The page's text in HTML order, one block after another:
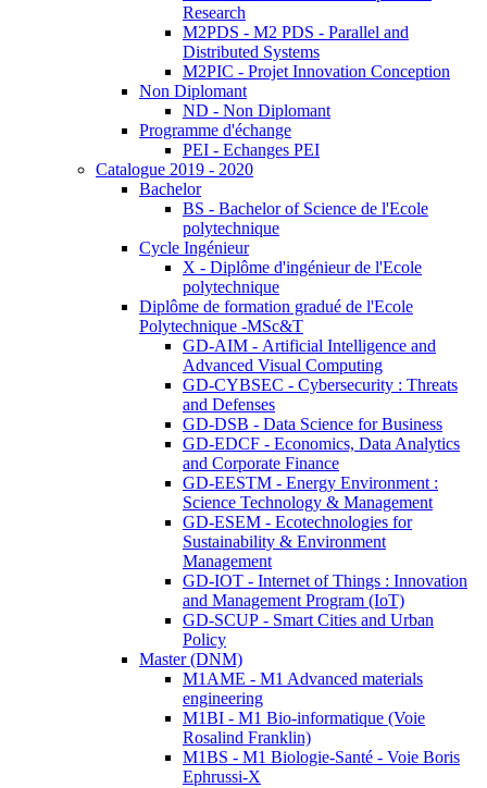
Research
M2PDS - M2 PDS - Parallel and
Distributed Systems
M2PIC - Projet Innovation Conception
Non Diplomant
ND - Non Diplomant
Programme d'échange
PEI - Echanges PEI
Catalogue 2019 - 2020
Bachelor
BS - Bachelor of Science de l'Ecole
polytechnique
Cycle Ingénieur
X - Diplôme d'ingénieur de l'Ecole
polytechnique
Diplôme de formation gradué de l'Ecole
Polytechnique -MSc&T
GD-AIM - Artificial Intelligence and
Advanced Visual Computing
GD-CYBSEC - Cybersecurity : Threats
and Defenses
GD-DSB - Data Science for Business
GD-EDCF - Economics, Data Analytics
and Corporate Finance
GD-EESTM - Energy Environment :
Science Technology & Management
GD-ESEM - Ecotechnologies for
Sustainability & Environment
Management
GD-IOT - Internet of Things : Innovation
and Management Program (IoT)
GD-SCUP - Smart Cities and Urban
Policy
Master (DNM)
M1AME - M1 Advanced materials
engineering
M1BI - M1 Bio-informatique (Voie
Rosalind Franklin)
M1BS - M1 Biologie-Santé - Voie Boris
Ephrussi-X